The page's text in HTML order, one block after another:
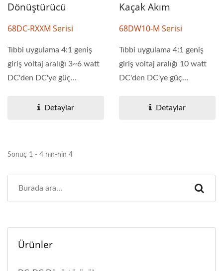
Dönüştürücü
68DC-RXXM Serisi
Tıbbi uygulama 4:1 geniş
giriş voltaj aralığı 3~6 watt
DC'den DC'ye güç
Detaylar
Kaçak Akım
68DW10-M Serisi
Tıbbi uygulama 4:1 geniş
giriş voltaj aralığı 10 watt
DC'den DC'ye güç
Detaylar
Sonuç 1 - 4 nın-nin 4
Ürünler